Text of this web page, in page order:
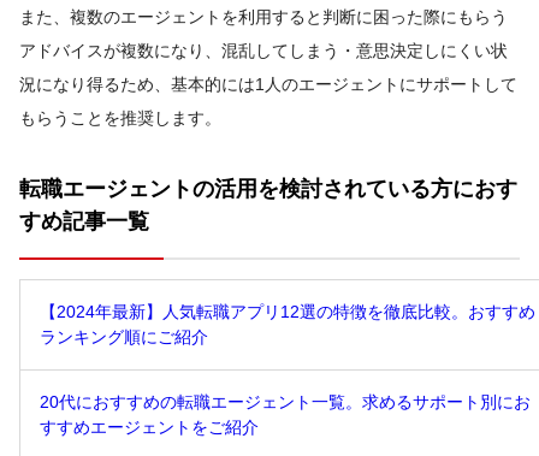
また、複数のエージェントを利用すると判断に困った際にもらう
アドバイスが複数になり、混乱してしまう・意思決定しにくい状
況になり得るため、基本的には1人のエージェントにサポートして
もらうことを推奨します。
転職エージェントの活用を検討されている方におす
すめ記事一覧
【2024年最新】人気転職アプリ12選の特徴を徹底比較。おすすめ
ランキング順にご紹介
20代におすすめの転職エージェント一覧。求めるサポート別にお
すすめエージェントをご紹介